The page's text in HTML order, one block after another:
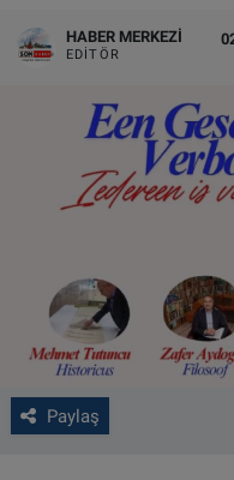
HABER MERKEZI
EDITÖR
Paylaş
BİLİM-TEKNOLOJİ
SAĞLIK
VIDEO GALERİ
ALGEMENE
Çerez Politikası
Haber Arşivi